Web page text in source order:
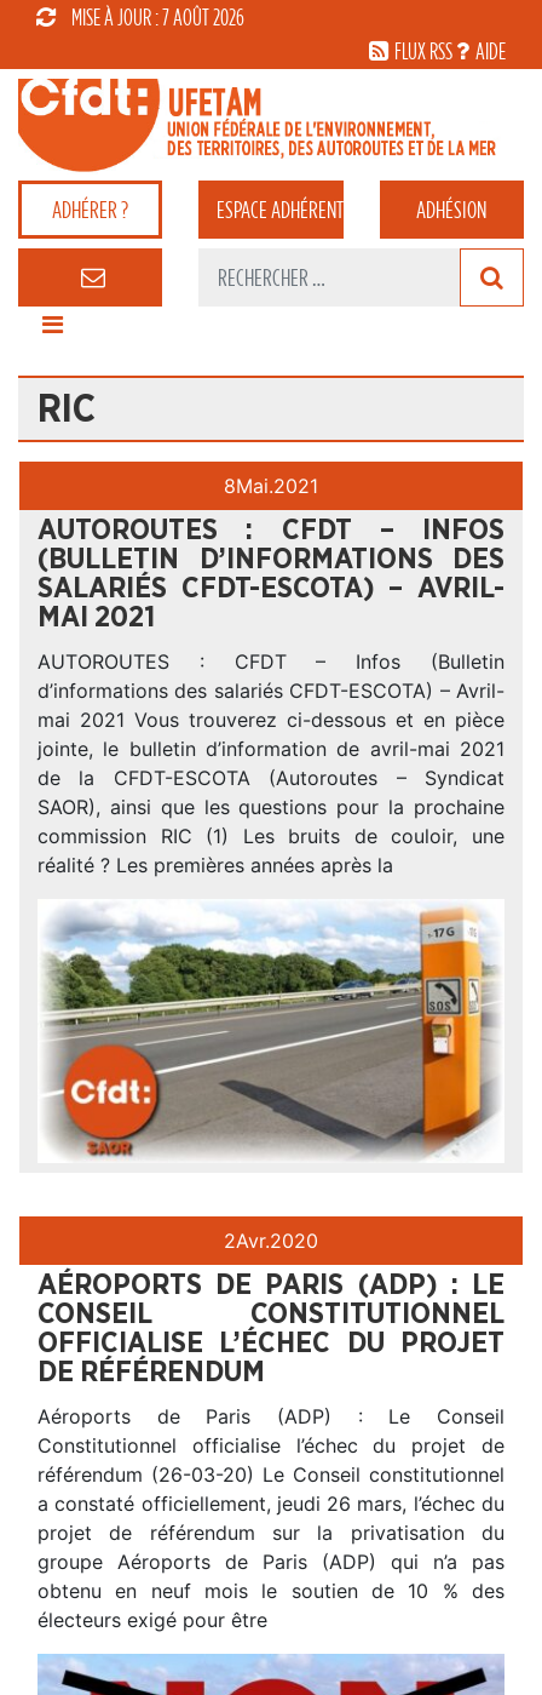
MISE À JOUR : 7 AOÛT 2026
FLUX RSS
AIDE
ADHÉRER ? ESPACEADHÉRENT ADHÉSION
RIC
8Mai.2021
AUTOROUTES : CFDT – INFOS
(BULLETIN D’INFORMATIONS DES
SALARIÉS CFDT-ESCOTA) – AVRIL-
MAI 2021
AUTOROUTES : CFDT – Infos (Bulletin
d’informations des salariés CFDT-ESCOTA) – Avril-
mai 2021 Vous trouverez ci-dessous et en pièce
jointe, le bulletin d’information de avril-mai 2021
de la CFDT-ESCOTA (Autoroutes – Syndicat
SAOR), ainsi que les questions pour la prochaine
commission RIC (1) Les bruits de couloir, une
réalité ? Les premières années après la
2Avr.2020
AÉROPORTS DE PARIS (ADP) : LE
CONSEIL CONSTITUTIONNEL
OFFICIALISE L’ÉCHEC DU PROJET
DE RÉFÉRENDUM
Aéroports de Paris (ADP) : Le Conseil
Constitutionnel officialise l’échec du projet de
référendum (26-03-20) Le Conseil constitutionnel
a constaté officiellement, jeudi 26 mars, l’échec du
projet de référendum sur la privatisation du
groupe Aéroports de Paris (ADP) qui n’a pas
obtenu en neuf mois le soutien de 10 % des
électeurs exigé pour être